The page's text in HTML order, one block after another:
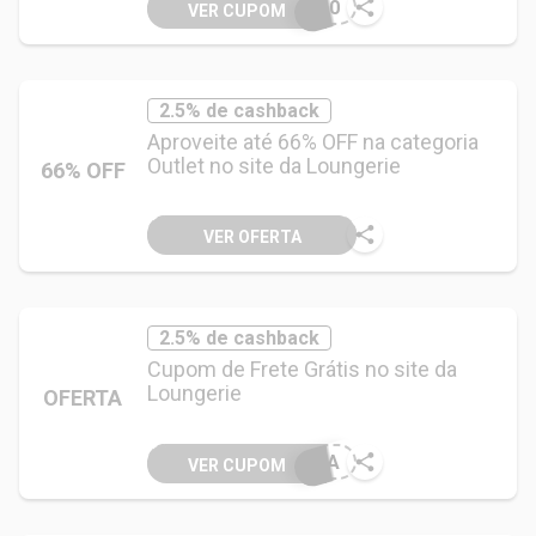
N10
VER CUPOM
66% OFF
2.5% de cashback
Aproveite até 66% OFF na categoria
Outlet no site da Loungerie
VER OFERTA
OFERTA
2.5% de cashback
Cupom de Frete Grátis no site da
Loungerie
NDA
VER CUPOM